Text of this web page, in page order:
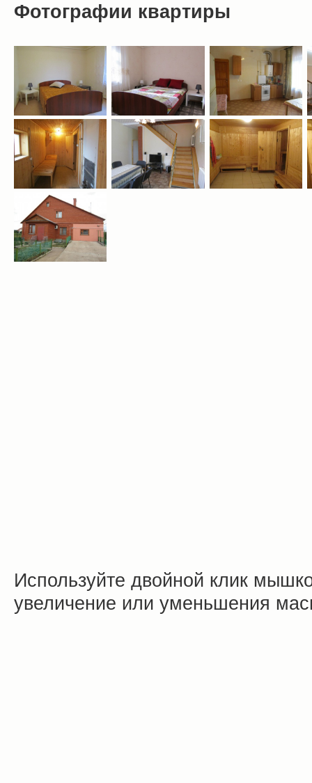
Фотографии квартиры
Используйте двойной клик
увеличение или уменьшения